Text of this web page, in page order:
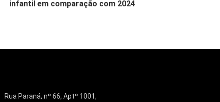
infantil em comparação com 2024
Rua Paraná, nº 66, Aptº 1001,